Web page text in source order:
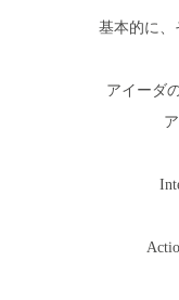
基本的に、
アイーダ